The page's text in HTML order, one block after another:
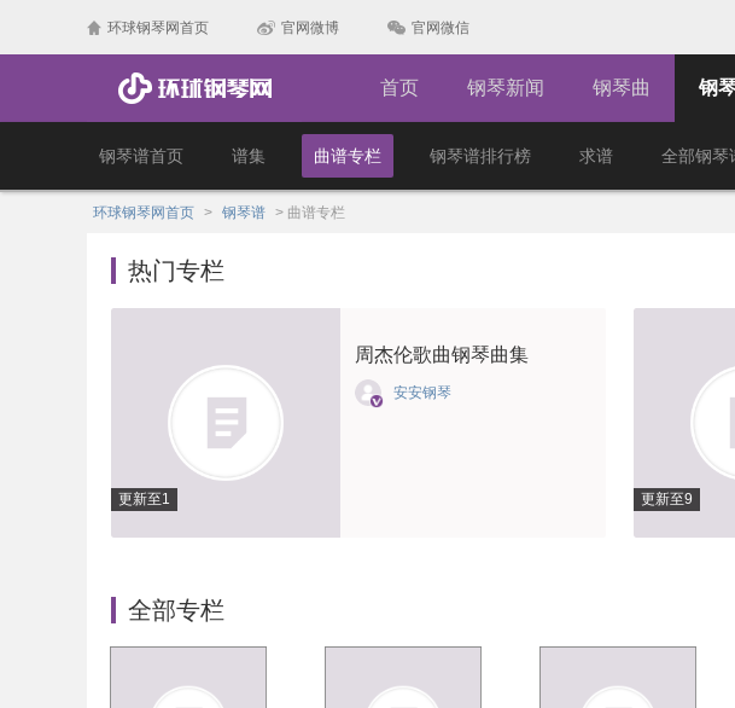
环球钢琴网首页 官网微博 官网微信
首页 钢琴新闻 钢琴曲 钢
钢琴谱首页 谱集 曲谱专栏 钢琴谱排行榜 求谱 全部钢琴
环球钢琴网首页 > 钢琴谱 > 曲谱专栏
热门专栏
更新至1
周杰伦歌曲钢琴曲集
安安钢琴
更新至9
全部专栏